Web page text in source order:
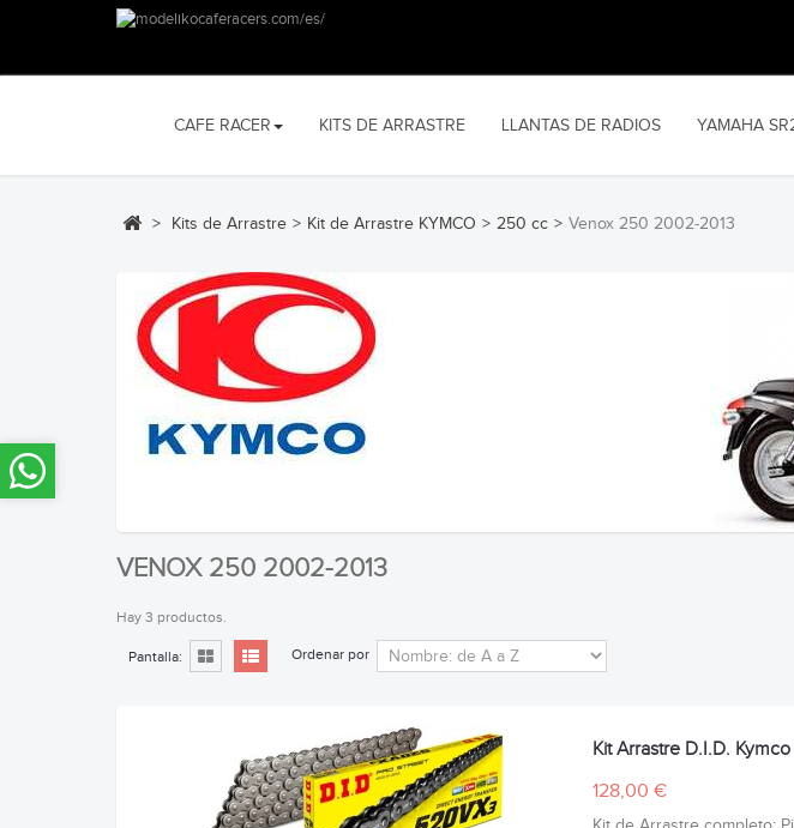
CAFE RACER KITS DE ARRASTRE LLANTAS DE RADIOS YAMAHA
> Kits de Arrastre > Kit de Arrastre KYMCO > 250 cc > Venox 250 2002-2013
VENOX 250 2002-2013
Hay 3 productos.
Pantalla: Ordenar por
Kit Arrastre D.I.D.
128,00 €